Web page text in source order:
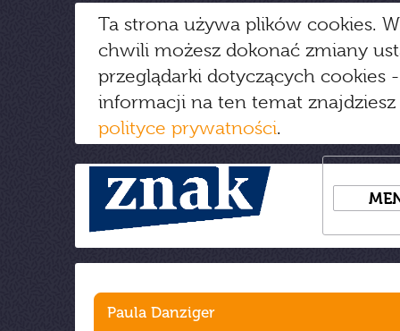
Ta strona używa plików cookies.
chwili możesz dokonać zmiany
przeglądarki dotyczących cookies
informacji na ten temat
polityce prywatności.
Paula Danziger